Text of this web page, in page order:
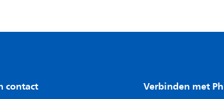
contact Verbinden met